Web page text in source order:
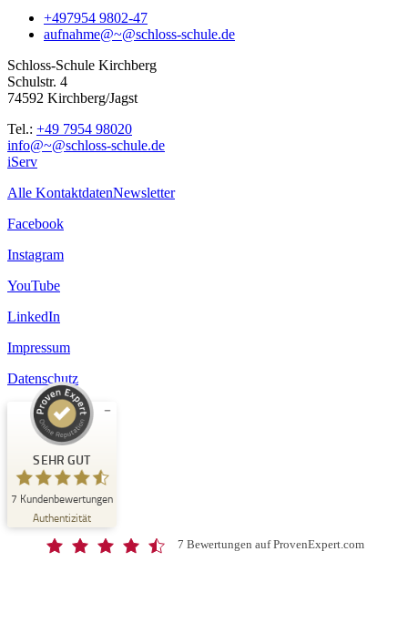
+497954 9802-47
aufnahme@~@schloss-schule.de
Schloss-Schule Kirchberg
Schulstr. 4
74592 Kirchberg/Jagst
Tel.: +49 7954 98020
info@~@schloss-schule.de
iServ
Alle KontaktdatenNewsletter
Facebook
Instagram
YouTube
LinkedIn
Impressum
Datenschutz
SEHR GUT
7 Kundenbewertungen
Authentizität
Kundenbewertungen und Erfahrungen zu
Schloss-Schule Kirchberg
ProvenExpert.com
SEHR GUT
4,67
/
5,00 7 Bewertungen auf ProvenExpert.com